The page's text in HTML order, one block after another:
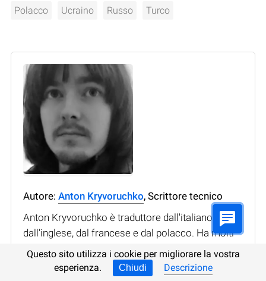
Polacco Ucraino Russo Turco
Autore: Anton Kryvoruchko, Scrittore tecnico
Anton Kryvoruchko è traduttore dall'italiano,
dall'inglese, dal francese e dal polacco. Ha molti
anni di esperienza e lavora con testi di vario
argomento: dalla narrativa e testi tecnici alle
Questo sito utilizza i cookie per migliorare la vostra
esperienza.
Chiudi Descrizione